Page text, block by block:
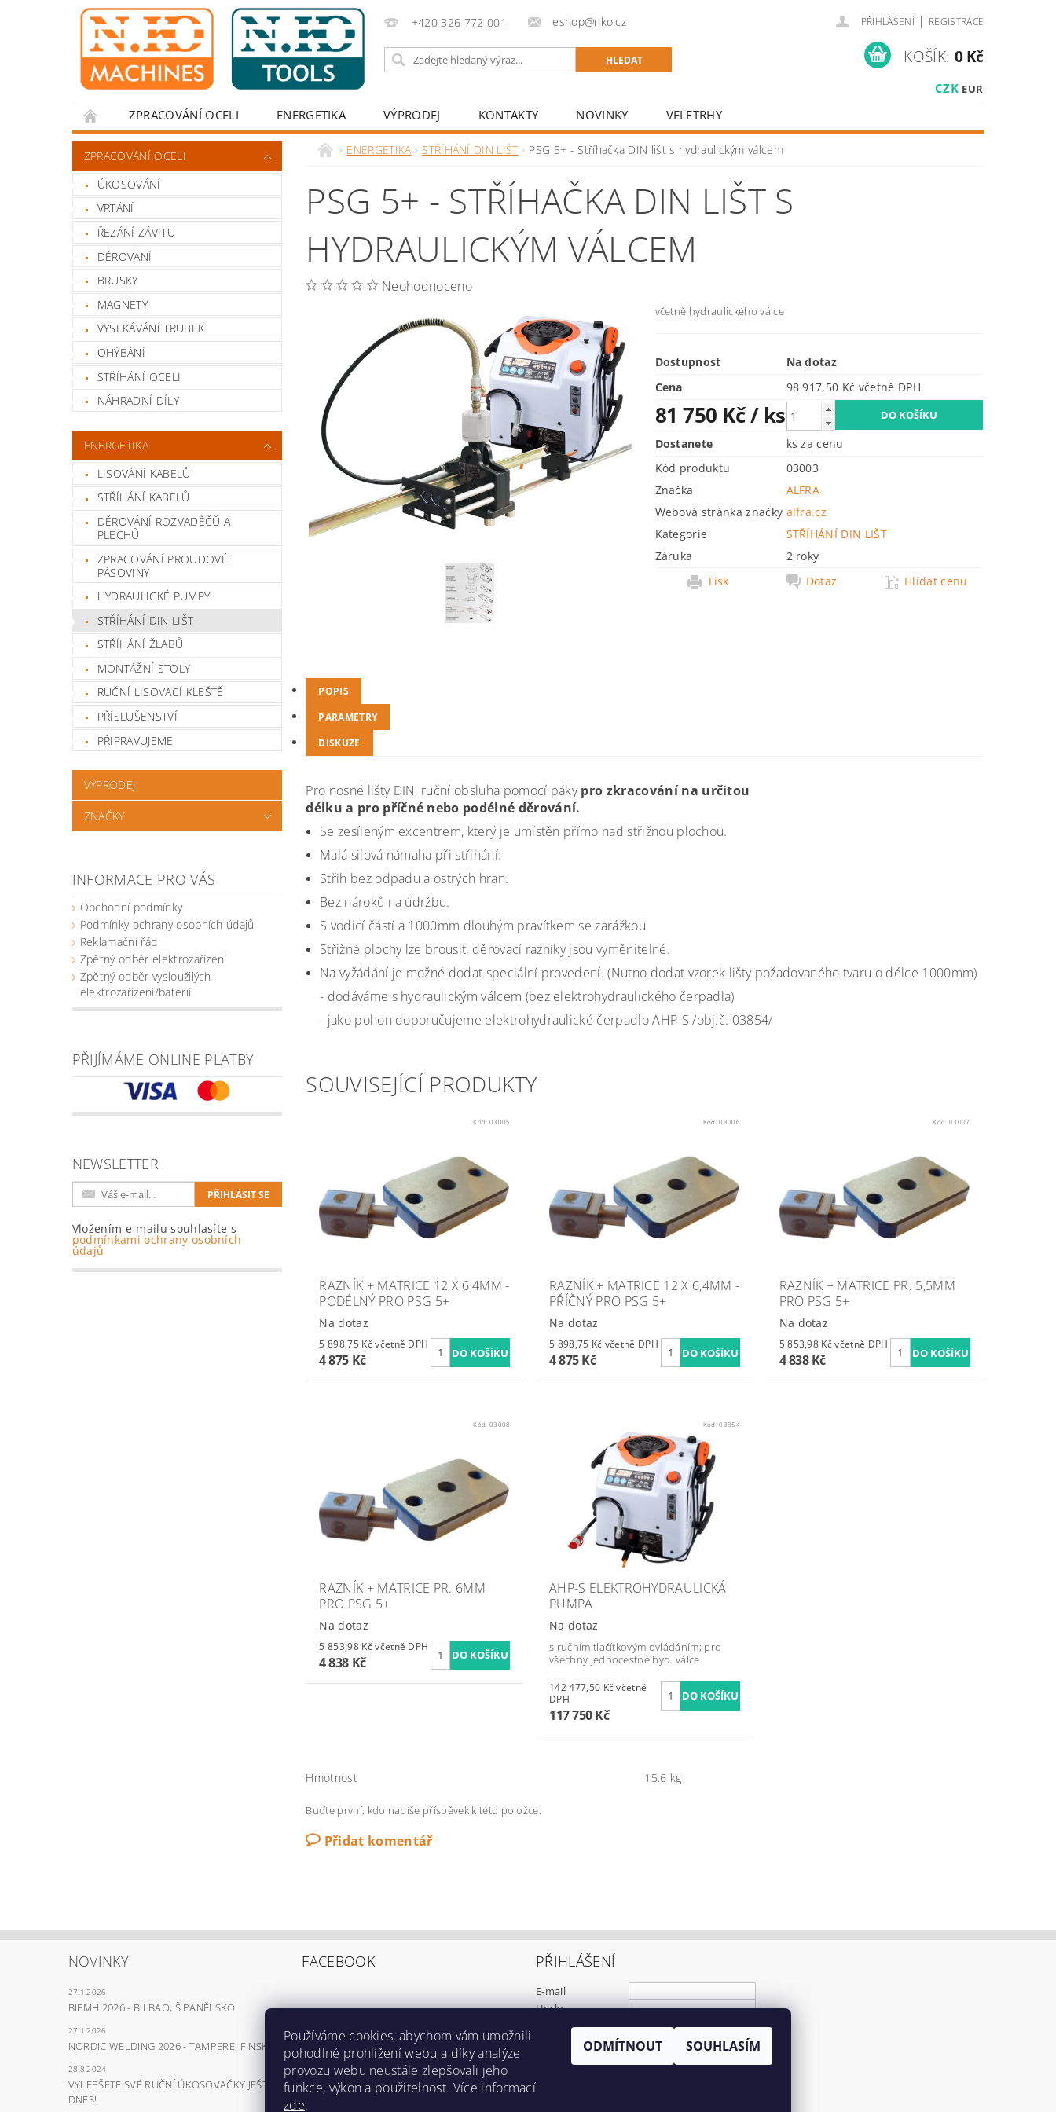
+420 326 772 001 eshop@nko.cz PŘIHLÁŠENÍ | REGISTRACE
CZK EUR
KOŠÍK: 0 Kč
ZPRACOVÁNÍ OCELI ENERGETIKA VÝPRODEJ KONTAKTY NOVINKY VELETRHY
ZPRACOVÁNÍ OCELI
ÚKOSOVÁNÍ
VRTÁNÍ
ŘEZÁNÍ ZÁVITU
DĚROVÁNÍ
BRUSKY
MAGNETY
VYSEKÁVÁNÍ TRUBEK
OHÝBÁNÍ
STŘÍHÁNÍ OCELI
NÁHRADNÍ DÍLY
ENERGETIKA
LISOVÁNÍ KABELŮ
STŘÍHÁNÍ KABELŮ
DĚROVÁNÍ ROZVADĚČŮ A
PLECHŮ
ZPRACOVÁNÍ PROUDOVÉ
PÁSOVINY
HYDRAULICKÉ PUMPY
STŘÍHÁNÍ DIN LIŠT
STŘÍHÁNÍ ŽLABŮ
MONTÁŽNÍ STOLY
RUČNÍ LISOVACÍ KLEŠTĚ
PŘÍSLUŠENSTVÍ
PŘIPRAVUJEME
VÝPRODEJ
ZNAČKY
INFORMACE PRO VÁS
Obchodní podmínky
Podmínky ochrany osobních údajů
Reklamační řád
Zpětný odběr elektrozařízení
Zpětný odběr vysloužilých
elektrozařízení/baterií
PŘIJÍMÁME ONLINE PLATBY
NEWSLETTER
Vložením e-mailu souhlasíte s
podmínkami ochrany osobních
údajů
ENERGETIKA STŘÍHÁNÍ DIN LIŠT PSG 5+ - Stříhačka DIN lišt s hydraulickým válcem
PSG 5+ - STŘÍHAČKA DIN LIŠT S
HYDRAULICKÝM VÁLCEM
Neohodnoceno
včetně hydraulického válce
Dostupnost
Na dotaz
Cena
98 917,50 Kč včetně DPH
81 750 Kč/ ks
Dostanete
ks za cenu
Kód produktu
03003
Značka
ALFRA
Webová stránka značky alfra.cz
Kategorie
STŘÍHÁNÍ DIN LIŠT
Záruka
2 roky
Tisk
Dotaz Hlídat cenu
POPIS
PARAMETRY
DISKUZE
Pro nosné lišty DIN, ruční obsluha pomocí pákypro zkracování na určitou
délku a pro příčné nebo podélné děrování.
Se zesíleným excentrem, který je umístěn přímo nad střižnou plochou.
Malá silová námaha při střihání.
Střih bez odpadu a ostrých hran.
Bez nároků na údržbu.
S vodicí částí a 1000mm dlouhým pravítkem se zarážkou
Střižné plochy lze brousit, děrovací razníky jsou vyměnitelné.
Na vyžádání je možné dodat speciální provedení. (Nutno dodat vzorek lišty požadovaného tvaru o délce 1000mm)
- dodáváme s hydraulickým válcem (bez elektrohydraulického čerpadla)
- jako pohon doporučujeme elektrohydraulické čerpadlo AHP-S /obj.č. 03854/
SOUVISEJÍCÍ PRODUKTY
Kód: 03005
RAZNÍK + MATRICE 12 X 6,4MM -
PODÉLNÝ PRO PSG 5+
Na dotaz
5 898,75 Kč včetně DPH
4 875 Kč
Kód:03006
RAZNÍK + MATRICE 12 X 6,4MM -
PŘÍČNÝ PRO PSG 5+
Na dotaz
5 898,75 Kč včetně DPH
4 875 Kč
Kód:03007
RAZNÍK + MATRICE PR. 5,5MM
PRO PSG 5+
Na dotaz
5 853,98 Kč včetně DPH
4 838 Kč
Kód: 03008
RAZNÍK + MATRICE PR. 6MM
PRO PSG 5+
Na dotaz
5 853,98 Kč včetně DPH
4 838 Kč
Kód:03854
AHP-S ELEKTROHYDRAULICKÁ
PUMPA
Na dotaz
s ručním tlačítkovým ovládáním; pro
všechny jednocestné hyd. válce
142 477,50 Kč včetně
DPH
117 750 Kč
Hmotnost 15.6 kg
Buďte první, kdo napíše příspěvek k této položce.
Přidat komentář
NOVINKY
27.1.2026
BIEMH 2026 - BILBAO, Š PANĚLSKO
27.1.2026
NORDIC WELDING 2026 - TAMPERE, FINSKO
28.8.2024
VYLEPŠETE SVÉ RUČNÍ ÚKOSOVAČKY JEŠTĚ
DNES!
FACEBOOK PŘIHLÁŠENÍ
E-mail
Heslo
Registrace
Zapomenuté heslo
Používáme cookies, abychom vám umožnili
pohodlné prohlížení webu a díky analýze
provozu webu neustále zlepšovali jeho
funkce, výkon a použitelnost. Více informací
zde.
ODMÍTNOUT SOUHLASÍM